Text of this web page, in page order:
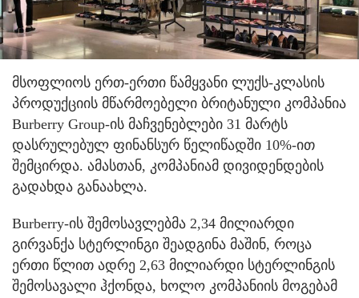
მსოფლიოს ერთ-ერთი წამყვანი ლუქს-კლასის
პროდუქციის მწარმოებელი ბრიტანული კომპანია
Burberry Group-ის მაჩვენებლები 31 მარტს
დასრულებულ ფინანსურ წელიწადში 10%-ით
შემცირდა. ამასთან, კომპანიამ დივიდენდების
გადახდა განაახლა.
Burberry-ის შემოსავლებმა 2,34 მილიარდი
გირვანქა სტერლინგი შეადგინა მაშინ, როცა
ერთი წლით ადრე 2,63 მილიარდი სტერლინგის
შემოსავალი ჰქონდა, ხოლო კომპანიის მოგებამ